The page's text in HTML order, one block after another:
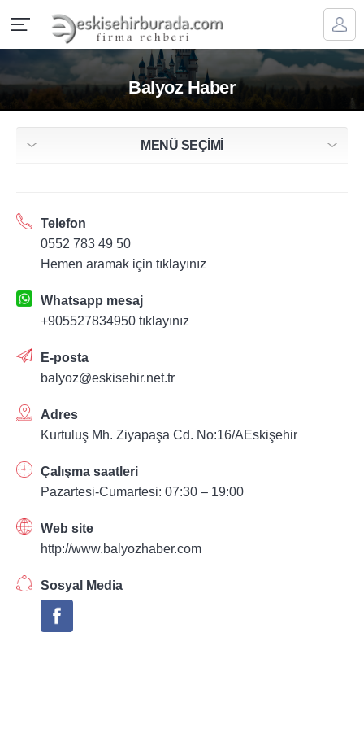
Balyoz Haber
MENÜ SEÇİMİ
Telefon
0552 783 49 50
Hemen aramak için tıklayınız
Whatsapp mesaj
+905527834950 tıklayınız
E-posta
balyoz@eskisehir.net.tr
Adres
Kurtuluş Mh. Ziyapaşa Cd. No:16/AEskişehir
Çalışma saatleri
Pazartesi-Cumartesi: 07:30 – 19:00
Web site
http://www.balyozhaber.com
Sosyal Media